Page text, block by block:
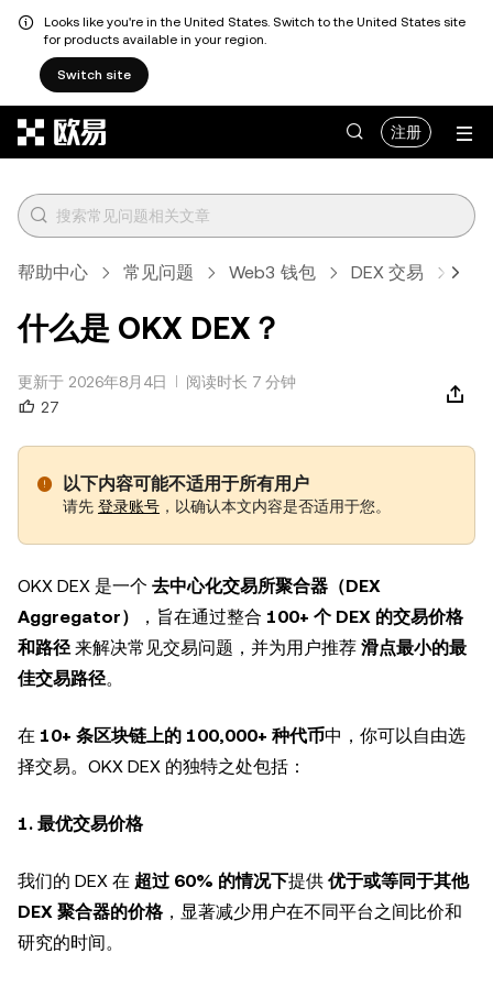
Looks like you're in the United States. Switch to the United States site
for products available in your region.
Switch site
注册
帮助中心 常见问题 Web3 钱包 DEX 交易
什么是 OKX DEX？
更新于 2026年8月4日
阅读时长 7 分钟
27
以下内容可能不适用于所有用户
请先 登录账号 ，以确认本文内容是否适用于您。
OKX DEX 是一个 去中心化交易所聚合器（DEX
Aggregator）
，旨在通过整合 100+ 个 DEX 的交易价格
和路径来解决常见交易问题，并为用户推荐 滑点最小的最
佳交易路径。
在 10+ 条区块链上的 100,000+ 种代币中，你可以自由选
择交易。OKX DEX 的独特之处包括：
1. 最优交易价格
我们的 DEX 在 超过 60% 的情况下提供 优于或等同于其他
DEX 聚合器的价格，显著减少用户在不同平台之间比价和
研究的时间。